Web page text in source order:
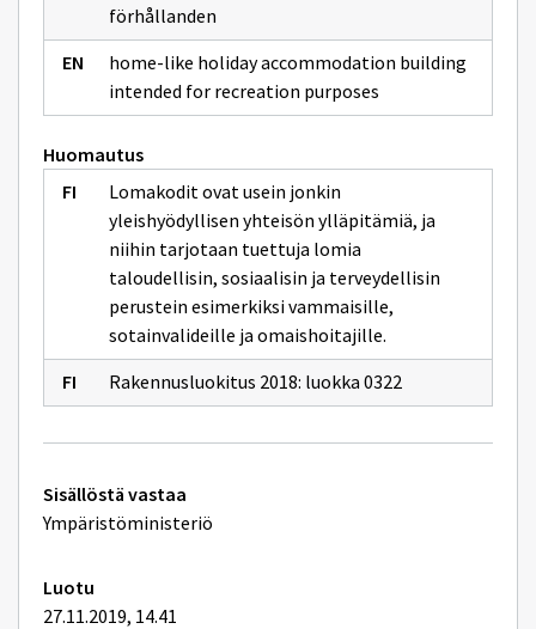
förhållanden
home-like holiday accommodation building
intended for recreation purposes
Huomautus
Lomakodit ovat usein jonkin
yleishyödyllisen yhteisön ylläpitämiä, ja
niihin tarjotaan tuettuja lomia
taloudellisin, sosiaalisin ja terveydellisin
perustein esimerkiksi vammaisille,
sotainvalideille ja omaishoitajille.
Rakennusluokitus 2018: luokka 0322
Tekniset
lisätiedot
Sisällöstä vastaa
Ympäristöministeriö
Luotu
27.11.2019, 14.41